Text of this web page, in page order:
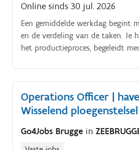
Online sinds 30 jul. 2026
Een gemiddelde werkdag begint
en de verdeling van de taken. Je
het productieproces, begeleidt
Operations Officer |
Wisselend ploegenstelsel
Go4Jobs Brugge in